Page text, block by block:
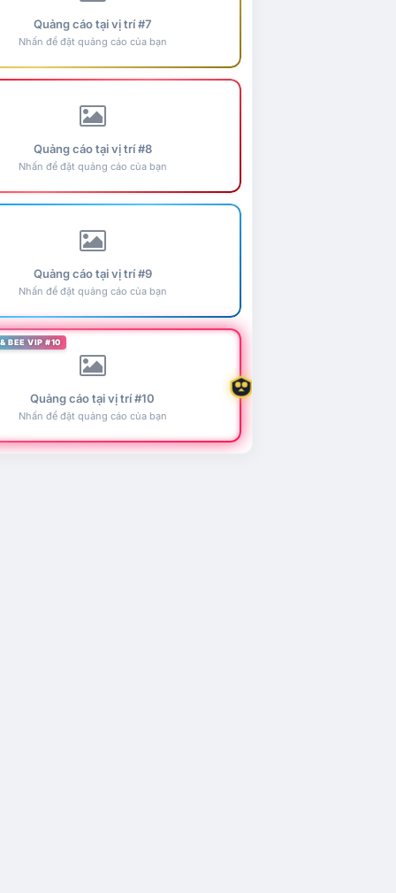
Quảng cáo tại vị trí #7
Nhấn để đặt quảng cáo của bạn
Quảng cáo tại vị trí #8
Nhấn để đặt quảng cáo của bạn
Quảng cáo tại vị trí #9
Nhấn để đặt quảng cáo của bạn
BEE VIP #10
Quảng cáo tại vị trí #10
Nhấn để đặt quảng cáo của bạn